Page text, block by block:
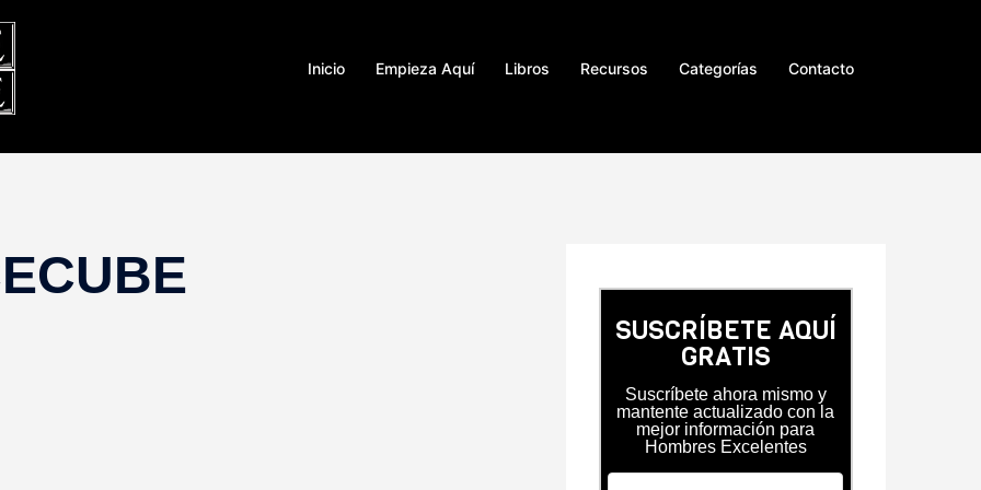
Inicio Empieza Aquí Libros Recursos Categorías Contacto
SUSCRÍBETE AQUÍ
GRATIS
Suscríbete ahora mismo y
mantente actualizado con la
mejor información para
Hombres Excelentes